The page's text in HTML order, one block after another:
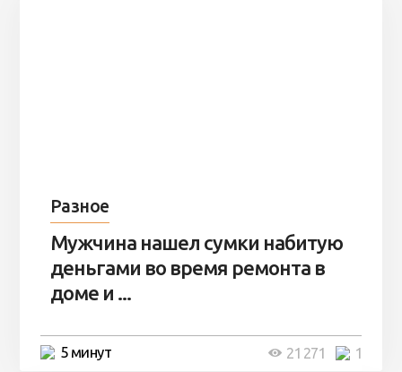
Разное
Мужчина нашел сумки набитую
деньгами во время ремонта в
доме и ...
5 минут 1
21 271